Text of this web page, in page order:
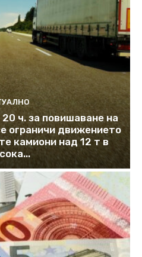
ч. за повишаване на
ограничи движението
камиони над 12 т в